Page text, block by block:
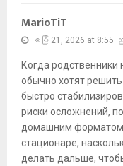
MarioTiT
ဧပြီ 21, 2026 at 8:55
Когда
обычно хотят
быстро
риски осложнений,
домашним форматом
стационаре,
делать дальше,